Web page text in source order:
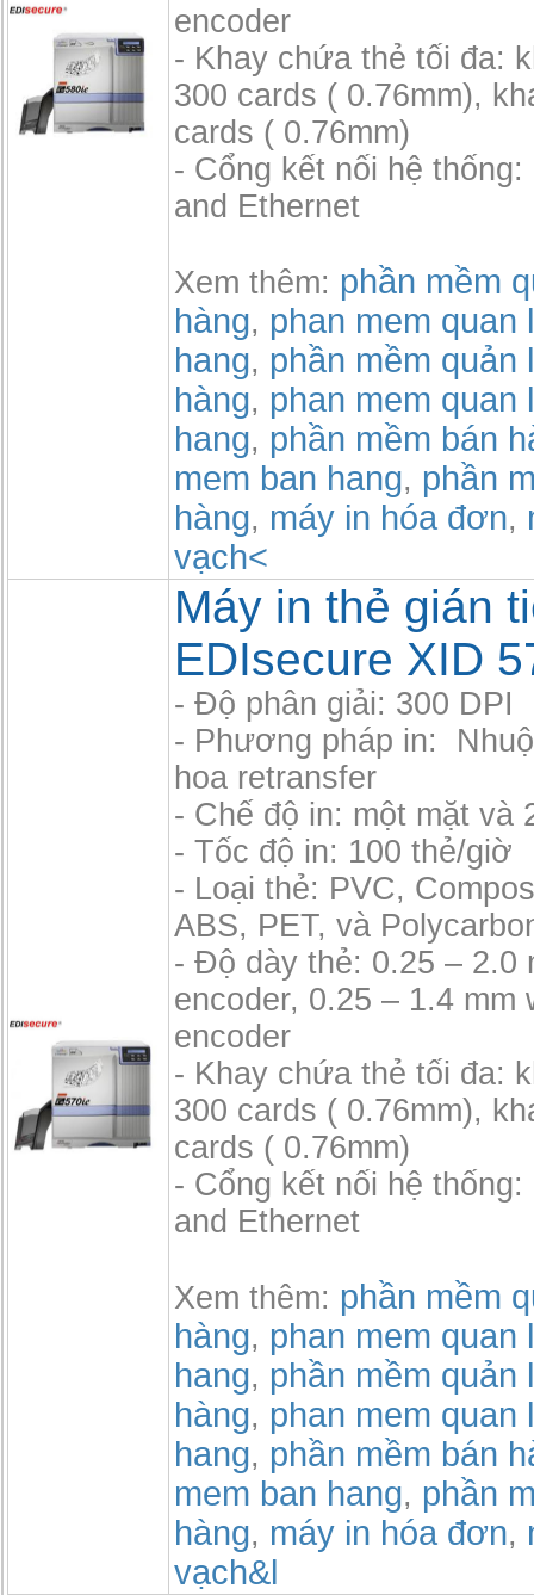
encoder
- Khay chứa thẻ tối đa:
300 cards ( 0.76mm),
cards ( 0.76mm)
- Cổng kết nối hệ thống:
and Ethernet
Xem thêm: phần mềm
hàng, phan mem quan
hang, phần mềm quản
hàng, phan mem quan
hang, phần mềm bán
mem ban hang, phần
hàng, máy in hóa đơn,
vạch<
Máy in thẻ gián
EDIsecure XID
- Độ phân giải: 300 DPI
- Phương pháp in:
hoa retransfer
- Chế độ in: một mặt và
- Tốc độ in: 100 thẻ/giờ
- Loại thẻ: PVC,
ABS, PET, và
- Độ dày thẻ: 0.25 – 2.0
encoder, 0.25 – 1.4 mm
encoder
- Khay chứa thẻ tối đa:
300 cards ( 0.76mm),
cards ( 0.76mm)
- Cổng kết nối hệ thống:
and Ethernet
Xem thêm: phần mềm
hàng, phan mem quan
hang, phần mềm quản
hàng, phan mem quan
hang, phần mềm bán
mem ban hang, phần
hàng, máy in hóa đơn,
vạch&l